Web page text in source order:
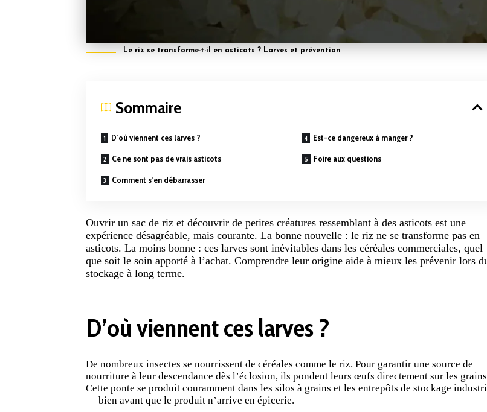
Le riz se transforme-t-il en asticots ? Larves et prévention
Sommaire
D’où viennent ces larves ?
Ce ne sont pas de vrais asticots
Comment s’en débarrasser
Est-ce dangereux à manger ?
Foire aux questions
Ouvrir un sac de riz et découvrir de petites créatures ressemblant à des asticots est une
expérience désagréable, mais courante. La bonne nouvelle : le riz ne se transforme pas en
asticots. La moins bonne : ces larves sont inévitables dans les céréales commerciales, quel
que soit le soin apporté à l’achat. Comprendre leur origine aide à mieux les prévenir lors
stockage à long terme.
D’où viennent ces larves ?
De nombreux insectes se nourrissent de céréales comme le riz. Pour garantir une source de
nourriture à leur descendance dès l’éclosion, ils pondent leurs œufs directement sur les
Cette ponte se produit couramment dans les silos à grains et les entrepôts de stockage
— bien avant que le produit n’arrive en épicerie.